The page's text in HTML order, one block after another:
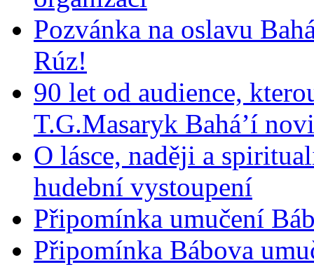
Pozvánka na oslavu
Rúz!
90 let od audience,
T.G.Masaryk Bahá’í
O lásce, naději a
hudební vystoupení
Připomínka umučení
Připomínka Bábova